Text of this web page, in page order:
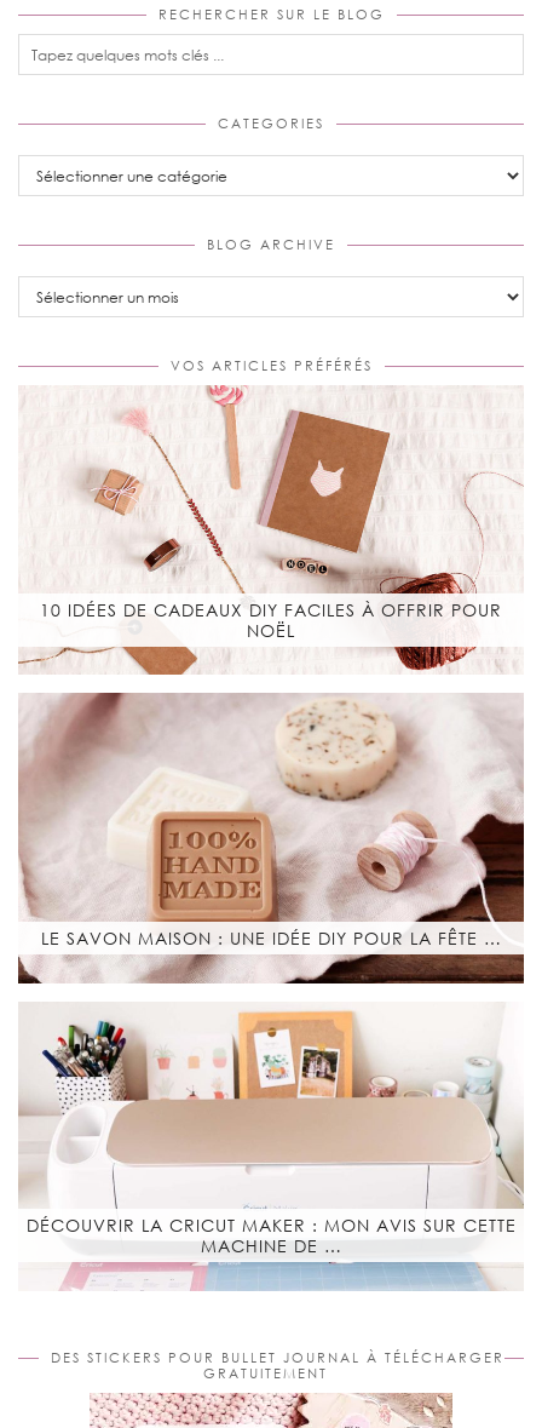
RECHERCHER SUR LE BLOG
CATEGORIES
Categories
BLOG ARCHIVE
Blog
Archive
VOS ARTICLES PRÉFÉRÉS
10 IDÉES DE CADEAUX DIY FACILES À OFFRIR POUR
NOËL
LE SAVON MAISON : UNE IDÉE DIY POUR LA FÊTE …
DÉCOUVRIR LA CRICUT MAKER : MON AVIS SUR CETTE
MACHINE DE …
DES STICKERS POUR BULLET JOURNAL À TÉLÉCHARGER
GRATUITEMENT